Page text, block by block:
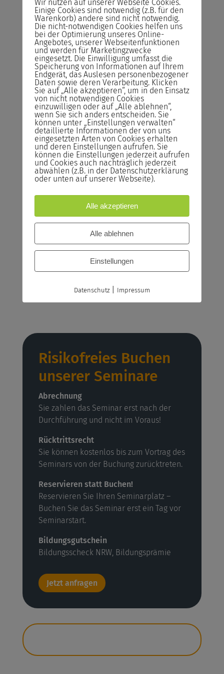
jedem Seminar neu aufgesetzt.
Seminarmaterialien
Sie erhalten einen DIN A4 Schreibblock
mit passenden Stiften sowie eine
Seminarmappe zum Abheften der
Seminarsunterlagen.
Seminarzertifikat
Sie erhalten nach Abschluss des
Seminars ein Seminarzertifikat inklusive
der vermittelnden Kenntnisse.
Seminarzeiten
Montag bis Freitag von 8:00 Uhr bis 17:00
Godesberger Allee 125–127
oder als Online- sowie Inhouse-Seminar
Alle Seminarräume sind freundlich und
hell ausgestattet mit einer
hochwertigen Infrastruktur.
Risikofreies Buchen
unserer Seminare
Abrechnung
Sie zahlen das Seminar erst nach der
Durchführung und nicht im Voraus!
Rücktrittsrecht
Sie können kostenlos bis zum Vortrag des
Seminars von der Buchung zurücktreten.
Reservieren statt Buchen!
Reservieren Sie Ihren Seminarplatz –
Buchen Sie das Seminar erst ein Tag vor
Seminarstart.
Bildungsgutschein
Bildungsscheck NRW, Bildungsprämie
Jetzt anfragen
Wir nutzen auf unserer Webseite Cookies.
Einige Cookies sind notwendig (z.B. für den
Warenkorb) andere sind nicht notwendig.
Die nicht-notwendigen Cookies helfen uns
bei der Optimierung unseres Online-
Angebotes, unserer Webseitenfunktionen
und werden für Marketingzwecke
eingesetzt. Die Einwilligung umfasst die
Speicherung von Informationen auf Ihrem
Endgerät, das Auslesen personenbezogener
Daten sowie deren Verarbeitung. Klicken
Sie auf „Alle akzeptieren“, um in den Einsatz
von nicht notwendigen Cookies
einzuwilligen oder auf „Alle ablehnen“,
wenn Sie sich anders entscheiden. Sie
können unter „Einstellungen verwalten“
detaillierte Informationen der von uns
eingesetzten Arten von Cookies erhalten
und deren Einstellungen aufrufen. Sie
können die Einstellungen jederzeit aufrufen
und Cookies auch nachträglich jederzeit
abwählen (z.B. in der Datenschutzerklärung
oder unten auf unserer Webseite).
Alle akzeptieren
Alle ablehnen
Einstellungen
Datenschutz| Impressum